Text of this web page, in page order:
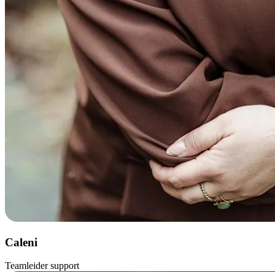
Caleni
Teamleider support